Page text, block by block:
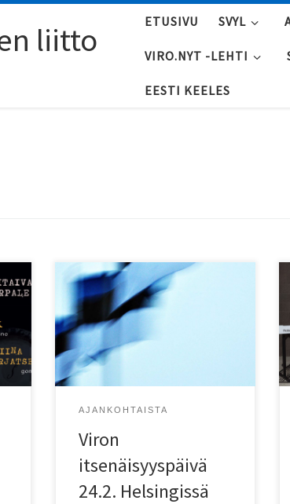
liitto ETUSIVU SVYL
VIRO.NYT -LEHTI
EESTI KEELES
Viron itsenäisyyspäivää 24.2.
vietetään Helsingissä perinteisin
menoin.
AJANKOHTAISTA
Viron
itsenäisyyspäivä
24.2. Helsingissä